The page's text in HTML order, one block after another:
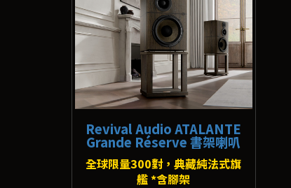
Revival Audio ATALANTE
Grande Réserve 書架喇叭
全球限量300對，典藏純法式旗
艦 *含腳架